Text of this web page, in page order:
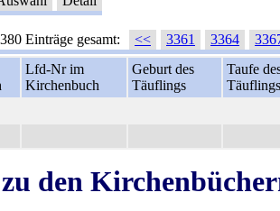
Einträge gesamt: << 3361 3364
Lfd-Nr im
Kirchenbuch
Geburt des
Täuflings
Taufe
Täuflings
den